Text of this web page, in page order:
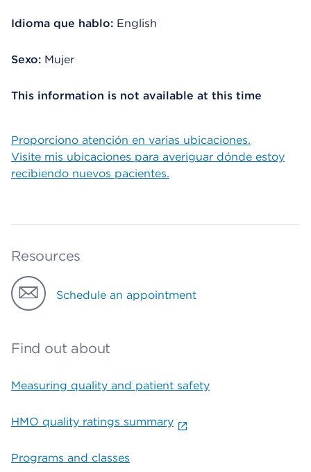
Idioma que hablo: English
Sexo: Mujer
This information is not available at this time
Proporciono atención en varias ubicaciones.
Visite mis ubicaciones para averiguar dónde estoy
recibiendo nuevos pacientes.
Resources
Schedule an appointment
Find out about
Measuring quality and patient safety
HMO quality ratings summary
Programs and classes